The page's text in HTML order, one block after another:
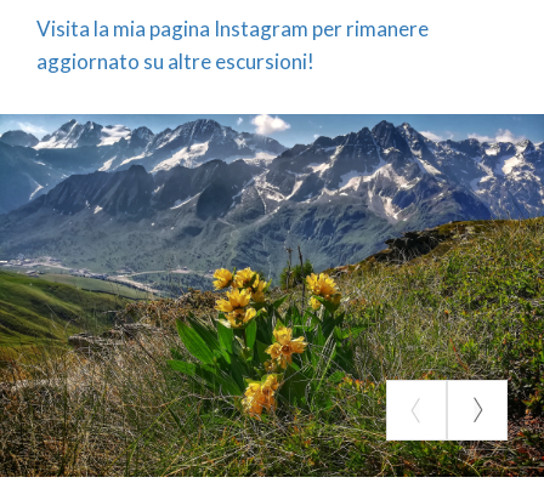
Visita la mia pagina Instagram per rimanere
aggiornato su altre escursioni!